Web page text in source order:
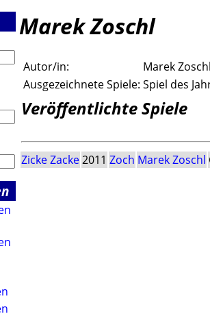
Marek Zoschl
Autor/in:
Marek
Ausgezeichnete Spiele: Spiel des
Veröffentlichte Spiele
Zicke Zacke2011 Zoch Marek Zoschl